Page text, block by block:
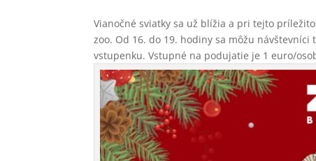
Vianočné sviatky sa už blížia a pri tejto
zoo. Od 16. do 19. hodiny sa môžu
vstupenku. Vstupné na podujatie je 1 euro/